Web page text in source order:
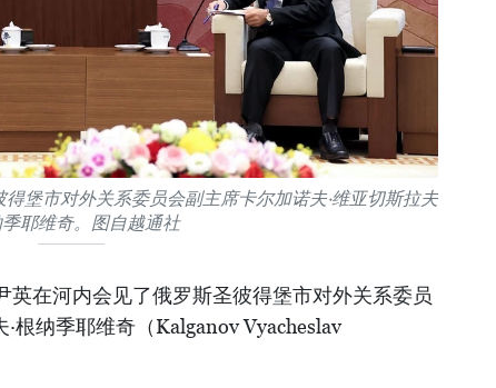
堡市对外关系委员会副主席卡尔加诺夫·维亚切斯拉夫
季耶维奇。图自越通社
英在河内会见了俄罗斯圣彼得堡市对外关系委员
根纳季耶维奇（Kalganov Vyacheslav